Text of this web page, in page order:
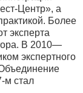
Центр», а
Более
эксперта
В 2010—
экспертного
м стал